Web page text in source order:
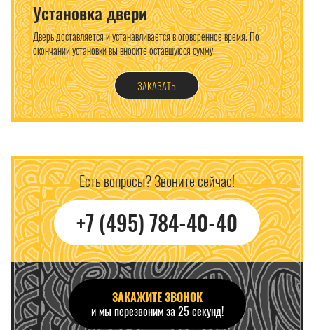
Установка двери
Дверь доставляется и устанавливается в оговоренное время. По
окончании установки вы вносите оставшуюся сумму.
ЗАКАЗАТЬ
Есть вопросы? Звоните сейчас!
+7 (495) 784-40-40
ЗАКАЖИТЕ ЗВОНОК
и мы перезвоним за 25 секунд!